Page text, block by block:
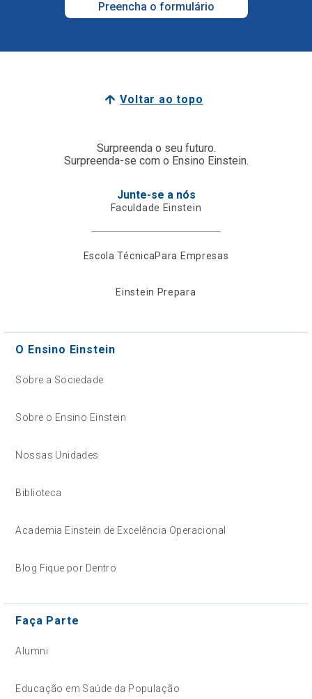
Preencha o formulário
Voltar ao topo
Surpreenda o seu futuro.
Surpreenda-se com o Ensino Einstein.
Junte-se a nós
Faculdade Einstein
Escola TécnicaPara Empresas
Einstein Prepara
O Ensino Einstein
Sobre a Sociedade
Sobre o Ensino Einstein
Nossas Unidades
Biblioteca
Academia Einstein de Excelência Operacional
Blog Fique por Dentro
Faça Parte
Alumni
Educação em Saúde da População